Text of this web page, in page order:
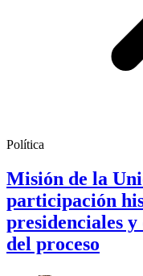
Política
Misión de la
participación
presidenciales
del proceso